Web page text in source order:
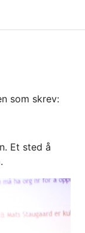
som skrev:
Et sted å